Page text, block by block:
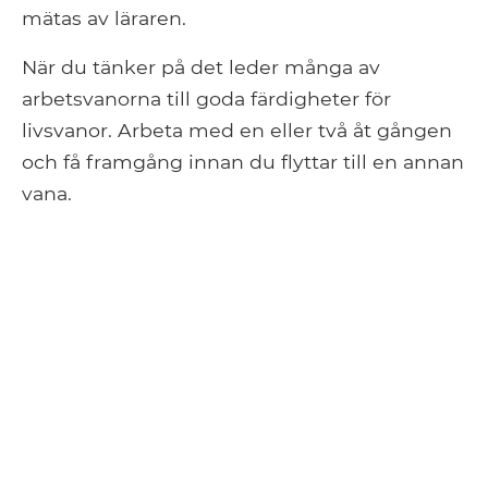
mätas av läraren.
När du tänker på det leder många av
arbetsvanorna till goda färdigheter för
livsvanor. Arbeta med en eller två åt gången
och få framgång innan du flyttar till en annan
vana.